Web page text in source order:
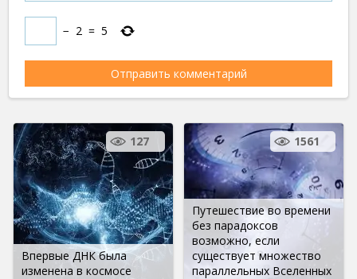
− 2 = 5
Впервые ДНК была
изменена в космосе
127
Путешествие во времени
без парадоксов
возможно, если
существует множество
параллельных Вселенных
1561